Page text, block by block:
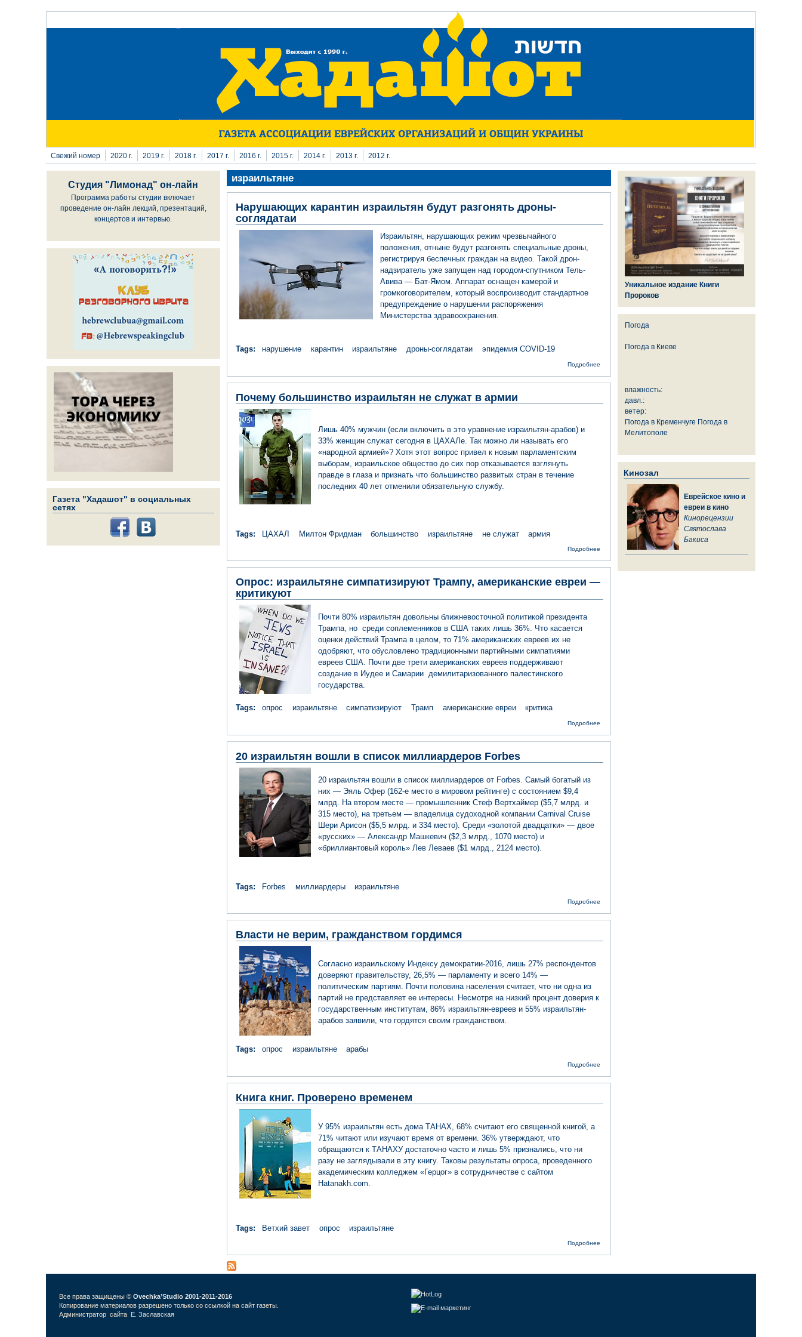
Перейти к основному содержанию
Свежий номер 2020 г. 2019 г. 2018 г. 2017 г. 2016 г. 2015 г. 2014 г. 2013 г. 2012 г.
Студия "Лимонад" он-лайн
Программа работы студии включает
проведение он-лайн лекций, презентаций,
концертов и интервью.
Газета "Хадашот" в социальных
сетях
израильтяне
Нарушающих карантин израильтян будут разгонять дроны-
соглядатаи
Израильтян, нарушающих режим чрезвычайного
положения, отныне будут разгонять специальные дроны,
регистрируя беспечных граждан на видео. Такой дрон-
надзиратель уже запущен над городом-спутником Тель-
Авива — Бат-Ямом. Аппарат оснащен камерой и
громкоговорителем, который воспроизводит стандартное
предупреждение о нарушении распоряжения
Министерства здравоохранения.
Tags: нарушение карантин израильтяне дроны-соглядатаи эпидемия COVID-19
Подробнее
израильтян
разгонять
соглядатаи
Почему большинство израильтян не служат в армии
Лишь 40% мужчин (если включить в это уравнение израильтян-арабов) и
33% женщин служат сегодня в ЦАХАЛе. Так можно ли называть его
«народной армией»? Хотя этот вопрос привел к новым парламентским
выборам, израильское общество до сих пор отказывается взглянуть
правде в глаза и признать что большинство развитых стран в течение
последних 40 лет отменили обязательную службу.
Tags: ЦАХАЛ Милтон Фридман большинство израильтяне не служат армия
Подробнее
большинство
не служат в
Опрос: израильтяне симпатизируют Трампу, американские евреи —
критикуют
Почти 80% израильтян довольны ближневосточной политикой президента
Трампа, но среди соплеменников в США таких лишь 36%. Что касается
оценки действий Трампа в целом, то 71% американских евреев их не
одобряют, что обусловлено традиционными партийными симпатиями
евреев США. Почти две трети американских евреев поддерживают
создание в Иудее и Самарии демилитаризованного палестинского
государства.
Tags: опрос израильтяне симпатизируют Трамп американские евреи критика
Подробнее
евреи —
20 израильтян вошли в список миллиардеров Forbes
20 израильтян вошли в список миллиардеров от Forbes. Самый богатый из
них — Эяль Офер (162-е место в мировом рейтинге) с состоянием $9,4
млрд. На втором месте — промышленник Стеф Вертхаймер ($5,7 млрд. и
315 место), на третьем — владелица судоходной компании Carnival Cruise
Шери Арисон ($5,5 млрд. и 334 место). Среди «золотой двадцатки» — двое
«русских» — Александр Машкевич ($2,3 млрд., 1070 место) и
«бриллиантовый король» Лев Леваев ($1 млрд., 2124 место).
Tags: Forbes миллиардеры израильтяне
Подробнее
Forbes
Власти не верим, гражданством гордимся
Согласно израильскому Индексу демократии-2016, лишь 27% респондентов
доверяют правительству, 26,5% — парламенту и всего 14% —
политическим партиям. Почти половина населения считает, что ни одна из
партий не представляет ее интересы. Несмотря на низкий процент доверия к
государственным институтам, 86% израильтян-евреев и 55% израильтян-
арабов заявили, что гордятся своим гражданством.
Tags: опрос израильтяне арабы
Подробнее
Книга книг. Проверено временем
У 95% израильтян есть дома ТАНАХ, 68% считают его священной книгой, а
71% читают или изучают время от времени. 36% утверждают, что
обращаются к ТАНАХУ достаточно часто и лишь 5% признались, что ни
разу не заглядывали в эту книгу. Таковы результаты опроса, проведенного
академическим колледжем «Герцог» в сотрудничестве с сайтом
Hatanakh.com.
Tags: Ветхий завет опрос израильтяне
Подробнее
Уникальное издание Книги
Пророков
Погода
Погода в Киеве
влажность:
давл.:
ветер:
Погода в Кременчуге Погода в
Мелитополе
Кинозал
Еврейское кино и
евреи в кино
Кинорецензии
Святослава
Бакиса
Все права защищены © Ovechka’Studio 2001-2011-2016
Копирование материалов разрешено только со ссылкой на сайт газеты.
Администратор сайта Е. Заславская